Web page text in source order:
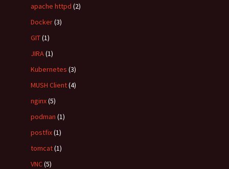
apache httpd (2)
Docker(3)
GIT(1)
JIRA(1)
Kubernetes (3)
MUSH Client(4)
nginx(5)
podman (1)
postfix(1)
tomcat(1)
VNC(5)